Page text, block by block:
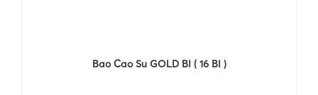
Bao Cao Su GOLD BI ( 16 BI )